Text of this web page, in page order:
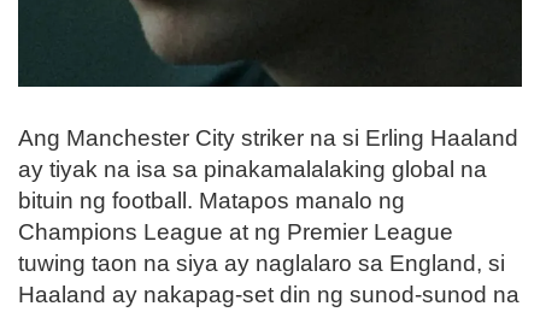
Ang Manchester City striker na si Erling Haaland
ay tiyak na isa sa pinakamalalaking global na
bituin ng football. Matapos manalo ng
Champions League at ng Premier League
tuwing taon na siya ay naglalaro sa England, si
Haaland ay nakapag-set din ng sunod-sunod na